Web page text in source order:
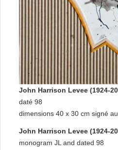
John Harrison Levee (1924-
daté 98
dimensions 40 x 30 cm signé
John Harrison Levee (1924-
monogram JL and dated 98